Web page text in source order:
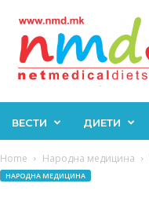
ВЕСТИ ДИЕТИ
Home Народна медицина
НАРОДНА МЕДИЦИНА